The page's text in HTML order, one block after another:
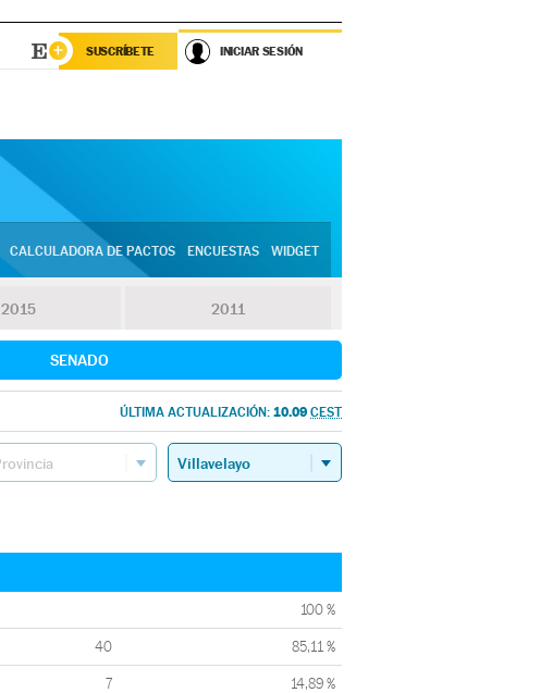
SUSCRÍBETE INICIAR SESIÓN
CALCULADORA DE PACTOS ENCUESTAS WIDGET
2015 2011
SENADO
ÚLTIMA ACTUALIZACIÓN: 10.09 CEST
100 %
40 85,11 %
7 14,89 %